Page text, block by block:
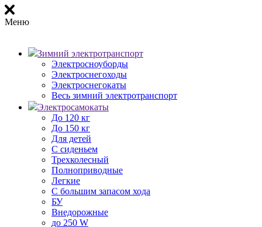
Меню
Зимний электротранспорт
Электросноуборды
Электроснегоходы
Электроснегокаты
Весь зимний электротранспорт
Электросамокаты
До 120 кг
До 150 кг
Для детей
С сиденьем
Трехколесный
Полноприводные
Легкие
С большим запасом хода
БУ
Внедорожные
до 250 W